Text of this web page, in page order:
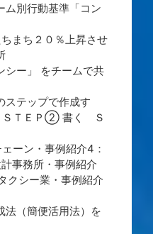
ム別行動基準「コン
まち２０％上昇させ
ー」 をチームで共
テップで作成す
ＴＥＰ② 書く Ｓ
ーン・事例紹介4：
事務所・事例紹介
クシー業・事例紹介
法（簡便活用法）を